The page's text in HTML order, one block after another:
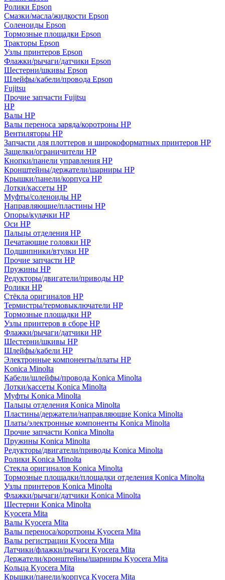
Ролики Epson
Смазки/масла/жидкости Epson
Соленоиды Epson
Тормозные площадки Epson
Тракторы Epson
Узлы принтеров Epson
Флажки/рычаги/датчики Epson
Шестерни/шкивы Epson
Шлейфы/кабели/провода Epson
Fujitsu
Прочие запчасти Fujitsu
HP
Валы HP
Валы переноса заряда/коротроны HP
Вентиляторы HP
Запчасти для плоттеров и широкоформатных принтеров HP
Защелки/ограничители HP
Кнопки/панели управления HP
Кронштейны/держатели/шарниры HP
Крышки/панели/корпуса HP
Лотки/кассеты HP
Муфты/соленоиды HP
Направляющие/пластины HP
Опоры/кулачки HP
Оси HP
Пальцы отделения HP
Печатающие головки HP
Подшипники/втулки HP
Прочие запчасти HP
Пружины HP
Редукторы/двигатели/приводы HP
Ролики HP
Стёкла оригиналов HP
Термистры/термовыключатели HP
Тормозные площадки HP
Узлы принтеров в сборе HP
Флажки/рычаги/датчики HP
Шестерни/шкивы HP
Шлейфы/кабели HP
Электронные компоненты/платы HP
Konica Minolta
Кабели/шлейфы/провода Konica Minolta
Лотки/кассеты Konica Minolta
Муфты Konica Minolta
Пальцы отделения Konica Minolta
Пластины/держатели/направляющие Konica Minolta
Платы/электронные компоненты Konica Minolta
Прочие запчасти Konica Minolta
Пружины Konica Minolta
Редукторы/двигатели/приводы Konica Minolta
Ролики Konica Minolta
Стекла оригиналов Konica Minolta
Тормозные площадки/площадки отделения Konica Minolta
Узлы принтеров Konica Minolta
Флажки/рычаги/датчики Konica Minolta
Шестерни Konica Minolta
Kyocera Mita
Валы Kyocera Mita
Валы переноса/коротроны Kyocera Mita
Валы регистрации Kyocera Mita
Датчики/флажки/рычаги Kyocera Mita
Держатели/кронштейны/шарниры Kyocera Mita
Кольца Kyocera Mita
Крышки/панели/корпуса Kyocera Mita